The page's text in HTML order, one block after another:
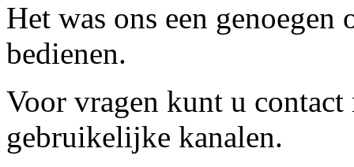
Het was ons een
bedienen.
Voor vragen kunt u contact
gebruikelijke kanalen.